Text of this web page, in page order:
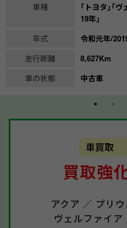
車種
｢トヨタ｣｢ヴ
19年｣
年式
令和元年/
走行距離
8,627Km
車の状態
中古車
車買取
買取強
アクア ／ プリ
ヴェルファイア